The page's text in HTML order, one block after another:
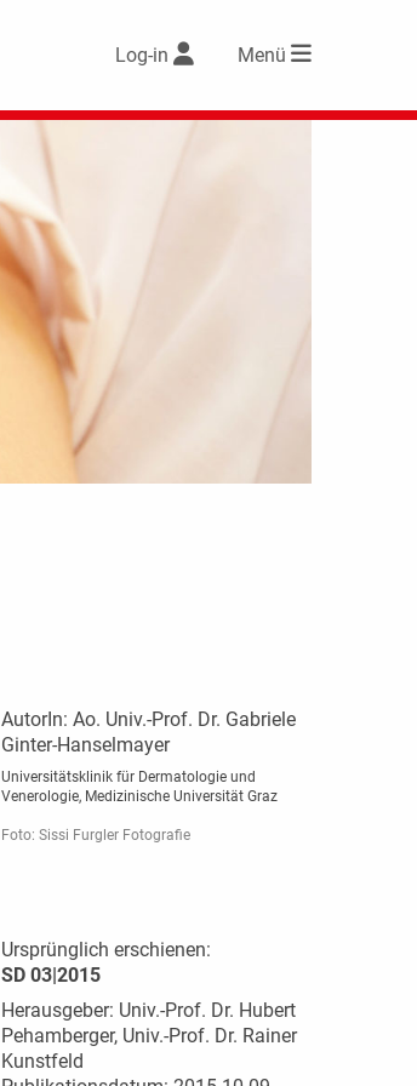
Log-in Menü
AutorIn: Ao. Univ.-Prof. Dr. Gabriele
Ginter-Hanselmayer
Universitätsklinik für Dermatologie und
Venerologie, Medizinische Universität Graz
Foto: Sissi Furgler Fotografie
Ursprünglich erschienen:
SD 03|2015
Herausgeber: Univ.-Prof. Dr. Hubert
Pehamberger, Univ.-Prof. Dr. Rainer
Kunstfeld